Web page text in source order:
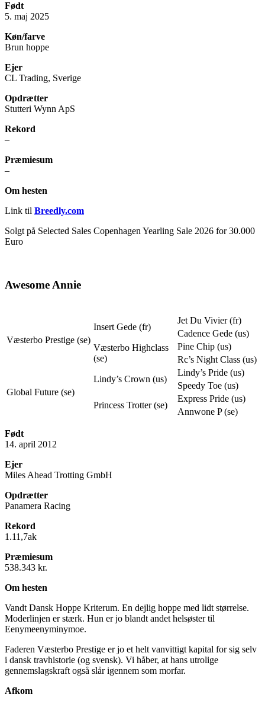
Født
5. maj 2025
Køn/farve
Brun hoppe
Ejer
CL Trading, Sverige
Opdrætter
Stutteri Wynn ApS
Rekord
–
Præmiesum
–
Om hesten
Link til Breedly.com
Solgt på Selected Sales Copenhagen Yearling Sale 2026 for 30.000
Euro
Awesome Annie
Væsterbo Prestige (se)
Insert Gede (fr)
Jet Du Vivier (fr)
Cadence Gede (us)
Væsterbo Highclass
(se)
Pine Chip (us)
Rc’s Night Class (us)
Global Future (se)
Lindy’s Crown (us)
Lindy’s Pride (us)
Speedy Toe (us)
Princess Trotter (se)
Express Pride (us)
Annwone P (se)
Født
14. april 2012
Ejer
Miles Ahead Trotting GmbH
Opdrætter
Panamera Racing
Rekord
1.11,7ak
Præmiesum
538.343 kr.
Om hesten
Vandt Dansk Hoppe Kriterum. En dejlig hoppe med lidt størrelse.
Moderlinjen er stærk. Hun er jo blandt andet helsøster til
Eenymeenyminymoe.
Faderen Væsterbo Prestige er jo et helt vanvittigt kapital for sig selv
i dansk travhistorie (og svensk). Vi håber, at hans utrolige
gennemslagskraft også slår igennem som morfar.
Afkom